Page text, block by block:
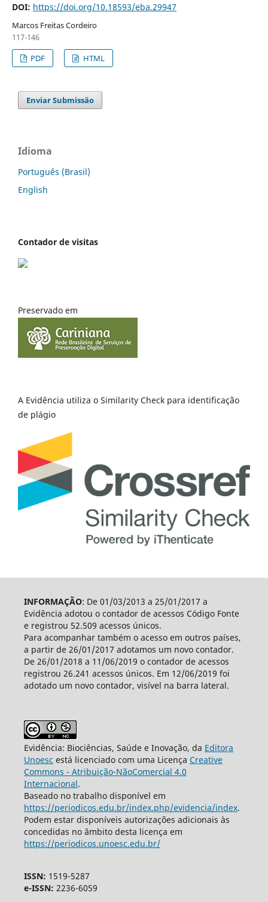
DOI: https://doi.org/10.18593/eba.29947
Marcos Freitas Cordeiro
117-146
PDF
HTML
Enviar Submissão
Idioma
Português (Brasil)
English
Contador de visitas
Preservado em
A Evidência utiliza o Similarity Check para identificação
de plágio
INFORMAÇÃO: De 01/03/2013 a 25/01/2017 a
Evidência adotou o contador de acessos Código Fonte
e registrou 52.509 acessos únicos.
Para acompanhar também o acesso em outros países,
a partir de 26/01/2017 adotamos um novo contador.
De 26/01/2018 a 11/06/2019 o contador de acessos
registrou 26.241 acessos únicos. Em 12/06/2019 foi
adotado um novo contador, visível na barra lateral.
Evidência: Biociências, Saúde e Inovação, da Editora
Unoesc está licenciado com uma Licença Creative
Commons - Atribuição-NãoComercial 4.0
Internacional.
Baseado no trabalho disponível em
https://periodicos.edu.br/index.php/evidencia/index.
Podem estar disponíveis autorizações adicionais às
concedidas no âmbito desta licença em
https://periodicos.unoesc.edu.br/
ISSN: 1519-5287
e-ISSN: 2236-6059